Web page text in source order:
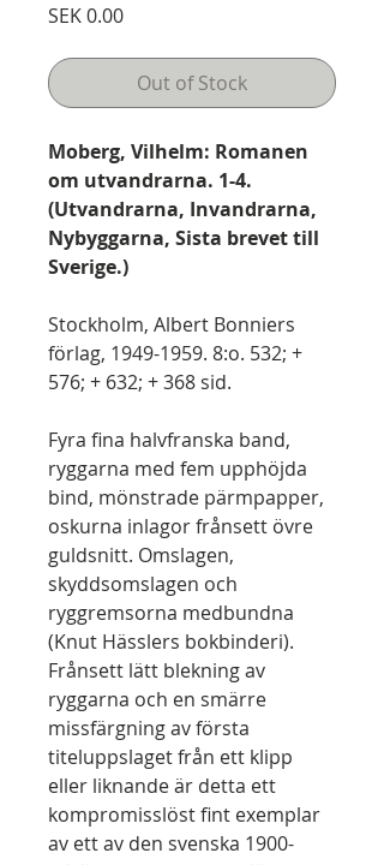
SEK 0.00Price
Out of Stock
Moberg, Vilhelm: Romanen
om utvandrarna. 1-4.
(Utvandrarna, Invandrarna,
Nybyggarna, Sista brevet till
Sverige.)
Stockholm, Albert Bonniers
förlag, 1949-1959. 8:o. 532; +
576; + 632; + 368 sid.
Fyra fina halvfranska band,
ryggarna med fem upphöjda
bind, mönstrade pärmpapper,
oskurna inlagor frånsett övre
guldsnitt. Omslagen,
skyddsomslagen och
ryggremsorna medbundna
(Knut Hässlers bokbinderi).
Frånsett lätt blekning av
ryggarna och en smärre
missfärgning av första
titeluppslaget från ett klipp
eller liknande är detta ett
kompromisslöst fint exemplar
av ett av den svenska 1900-